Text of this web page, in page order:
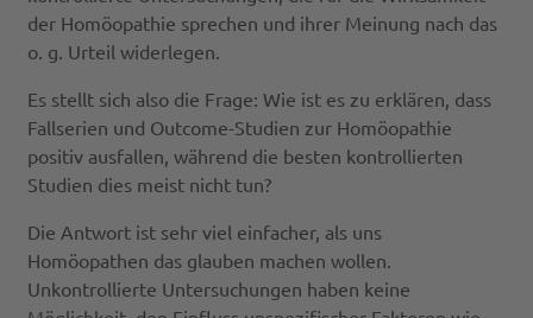
der Homöopathie sprechen und ihrer Meinung nach das
o. g. Urteil widerlegen.
Es stellt sich also die Frage: Wie ist es zu erklären, dass
Fallserien und Outcome-Studien zur Homöopathie
positiv ausfallen, während die besten kontrollierten
Studien dies meist nicht tun?
Die Antwort ist sehr viel einfacher, als uns
Homöopathen das glauben machen wollen.
Unkontrollierte Untersuchungen haben keine